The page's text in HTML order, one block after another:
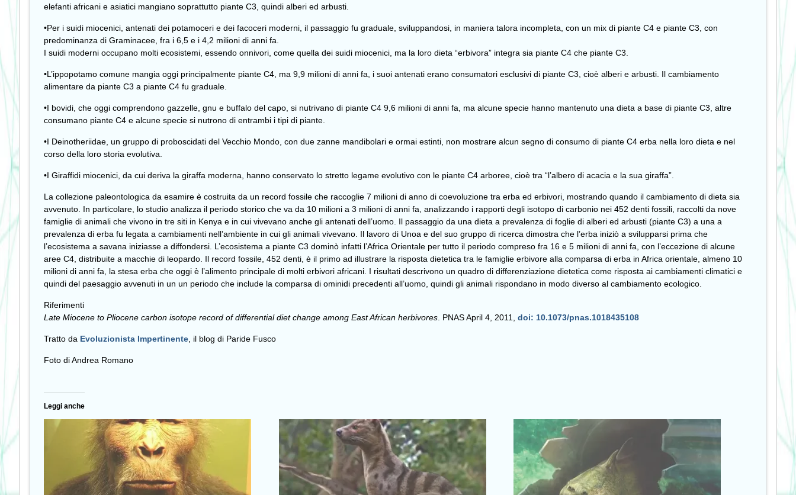
elefanti africani e asiatici mangiano soprattutto piante C3, quindi alberi ed arbusti.
•Per i suidi miocenici, antenati dei potamoceri e dei facoceri moderni, il passaggio fu graduale, sviluppandosi, in maniera talora incompleta, con un mix di piante C4 e piante C3, con
predominanza di Graminacee, fra i 6,5 e i 4,2 milioni di anni fa.
I suidi moderni occupano molti ecosistemi, essendo onnivori, come quella dei suidi miocenici, ma la loro dieta “erbivora” integra sia piante C4 che piante C3.
•L’ippopotamo comune mangia oggi principalmente piante C4, ma 9,9 milioni di anni fa, i suoi antenati erano consumatori esclusivi di piante C3, cioè alberi e arbusti. Il cambiamento
alimentare da piante C3 a piante C4 fu graduale.
•I bovidi, che oggi comprendono gazzelle, gnu e buffalo del capo, si nutrivano di piante C4 9,6 milioni di anni fa, ma alcune specie hanno mantenuto una dieta a base di piante C3, altre
consumano piante C4 e alcune specie si nutrono di entrambi i tipi di piante.
•I Deinotheriidae, un gruppo di proboscidati del Vecchio Mondo, con due zanne mandibolari e ormai estinti, non mostrare alcun segno di consumo di piante C4 erba nella loro dieta e nel
corso della loro storia evolutiva.
•I Giraffidi miocenici, da cui deriva la giraffa moderna, hanno conservato lo stretto legame evolutivo con le piante C4 arboree, cioè tra “l’albero di acacia e la sua giraffa”.
La collezione paleontologica da esamire è costruita da un record fossile che raccoglie 7 milioni di anno di coevoluzione tra erba ed erbivori, mostrando quando il cambiamento di dieta sia
avvenuto. In particolare, lo studio analizza il periodo storico che va da 10 milioni a 3 milioni di anni fa, analizzando i rapporti degli isotopo di carbonio nei 452 denti fossili, raccolti da nove
famiglie di animali che vivono in tre siti in Kenya e in cui vivevano anche gli antenati dell’uomo. Il passaggio da una dieta a prevalenza di foglie di alberi ed arbusti (piante C3) a una a
prevalenza di erba fu legata a cambiamenti nell’ambiente in cui gli animali vivevano. Il lavoro di Unoa e del suo gruppo di ricerca dimostra che l’erba iniziò a svilupparsi prima che
l’ecosistema a savana iniziasse a diffondersi. L’ecosistema a piante C3 dominò infatti l’Africa Orientale per tutto il periodo compreso fra 16 e 5 milioni di anni fa, con l’eccezione di alcune
aree C4, distribuite a macchie di leopardo. Il record fossile, 452 denti, è il primo ad illustrare la risposta dietetica tra le famiglie erbivore alla comparsa di erba in Africa orientale, almeno 10
milioni di anni fa, la stesa erba che oggi è l’alimento principale di molti erbivori africani. I risultati descrivono un quadro di differenziazione dietetica come risposta ai cambiamenti climatici e
quindi del paesaggio avvenuti in un un periodo che include la comparsa di ominidi precedenti all’uomo, quindi gli animali rispondano in modo diverso al cambiamento ecologico.
Riferimenti
Late Miocene to Pliocene carbon isotope record of differential diet change among East African herbivores . PNAS April 4, 2011, doi: 10.1073/pnas.1018435108
Tratto da Evoluzionista Impertinente , il blog di Paride Fusco
Foto di Andrea Romano
Leggi anche